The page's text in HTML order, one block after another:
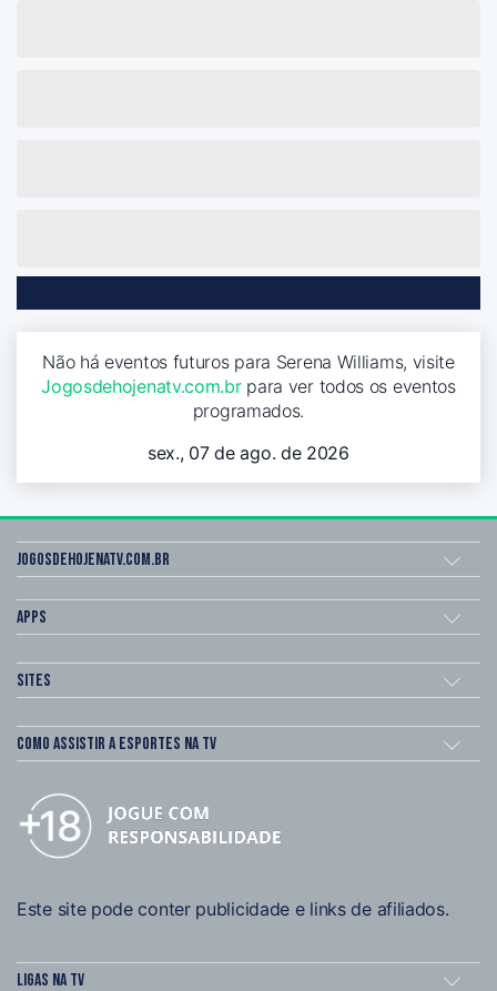
Não há eventos futuros para Serena Williams, visite
Jogosdehojenatv.com.brpara ver todos os eventos
programados.
sex., 07 de ago. de 2026
Jogosdehojenatv.com.br
Apps
Sites
Como assistir a esportes na TV
Este site pode conter publicidade e links de afiliados.
Ligas na TV